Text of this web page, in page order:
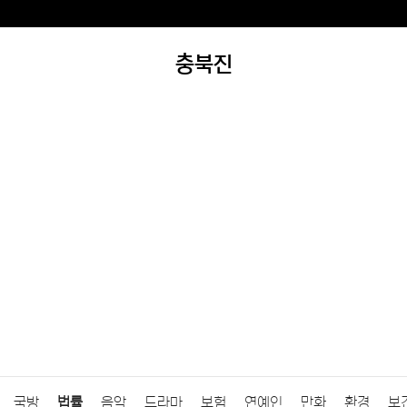
충북진
국방 법률 음악 드라마 보험 연예인 만화 환경 보